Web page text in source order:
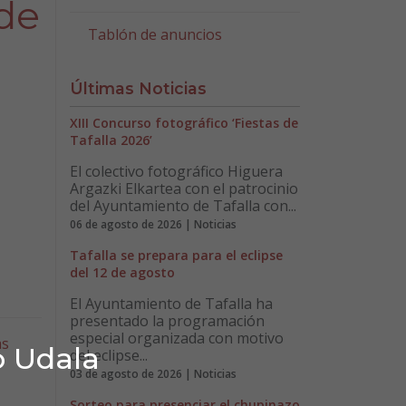
Udala
Tablón de anuncios
Últimas Noticias
XIII Concurso fotográfico ‘Fiestas de
Tafalla 2026’
El colectivo fotográfico Higuera
Argazki Elkartea con el patrocinio
del Ayuntamiento de Tafalla con...
06 de agosto de 2026 | Noticias
Tafalla se prepara para el eclipse
del 12 de agosto
El Ayuntamiento de Tafalla ha
presentado la programación
especial organizada con motivo
del eclipse...
03 de agosto de 2026 | Noticias